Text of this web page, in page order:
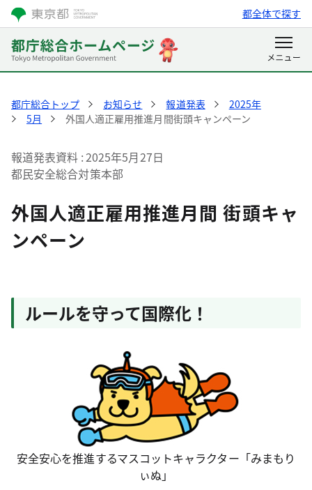
都全体で探す
都庁総合トップ お知らせ 報道発表
2025年
5月
外国人適正雇用推進月間街頭キャンペーン
報道発表資料 2025年5月27日
都民安全総合対策本部
外国人適正雇用推進月間 街頭キャ
ンペーン
ルールを守って国際化！
安全安心を推進するマスコットキャラクター「みまもり
ぃぬ」